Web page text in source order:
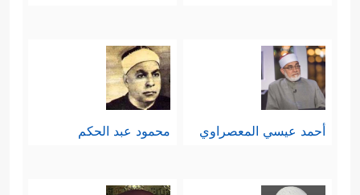
أحمد عيسي المعصراوي محمود عبد الحكم